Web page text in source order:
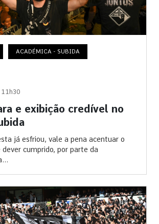
ACADÉMICA - SUBIDA
11h30
e exibição credível no
já esfriou, vale a pena acentuar o
cumprido, por parte da